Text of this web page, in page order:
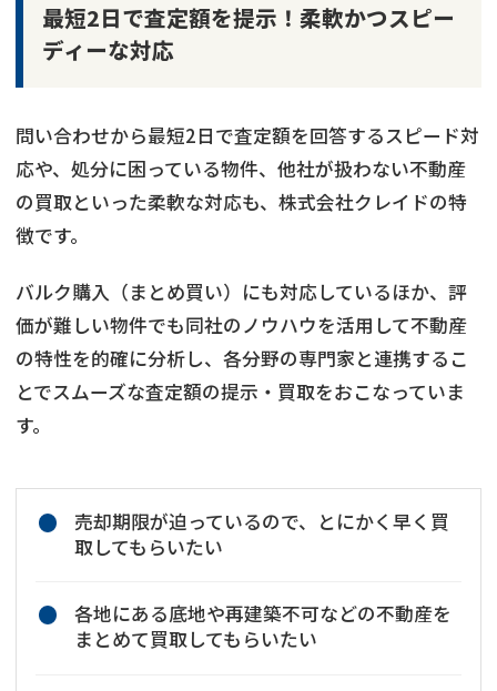
最短2日で査定額を提示！柔軟かつスピー
ディーな対応
問い合わせから最短2日で査定額を回答するスピード対
応や、処分に困っている物件、他社が扱わない不動産
の買取といった柔軟な対応も、株式会社クレイドの特
徴です。
バルク購入（まとめ買い）にも対応しているほか、評
価が難しい物件でも同社のノウハウを活用して不動産
の特性を的確に分析し、各分野の専門家と連携するこ
とでスムーズな査定額の提示・買取をおこなっていま
す。
売却期限が迫っているので、とにかく早く買
取してもらいたい
各地にある底地や再建築不可などの不動産を
まとめて買取してもらいたい